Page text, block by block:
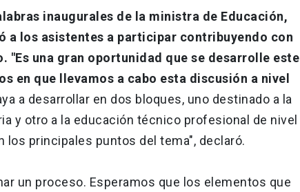
inaugurales de la ministra de Educación,
a los asistentes a participar contribuyendo con
"Es una gran oportunidad que se desarrolle este
en que llevamos a cabo esta discusión a nivel
a desarrollar en dos bloques, uno destinado a la
y otro a la educación técnico profesional de nivel
los principales puntos del tema", declaró.
un proceso. Esperamos que los elementos que